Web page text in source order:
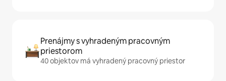
Prenájmy s vyhradeným pracovným
priestorom
40 objektov má vyhradený pracovný priestor